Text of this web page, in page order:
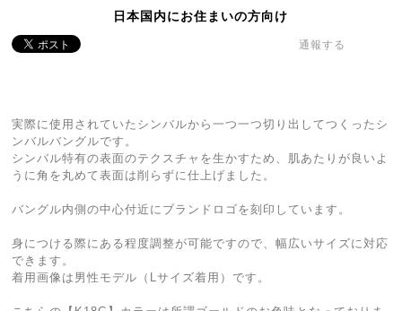
日本国内にお住まいの方向け
通報する
実際に使用されていたシンバルから一つ一つ切り出してつくったシ
ンバルバングルです。
シンバル特有の表面のテクスチャを生かすため、肌あたりが良いよ
うに角を丸めて表面は削らずに仕上げました。
バングル内側の中心付近にブランドロゴを刻印しています。
身につける際にある程度調整が可能ですので、幅広いサイズに対応
できます。
着用画像は男性モデル（Lサイズ着用）です。